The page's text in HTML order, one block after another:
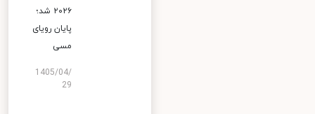
۲۰۲۶ شد؛
پایان رویای
مسی
1405/04/
29